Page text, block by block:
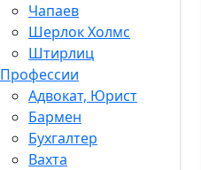
Чапаев
Шерлок Холмс
Штирлиц
Профессии
Адвокат, Юрист
Бармен
Бухгалтер
Вахта